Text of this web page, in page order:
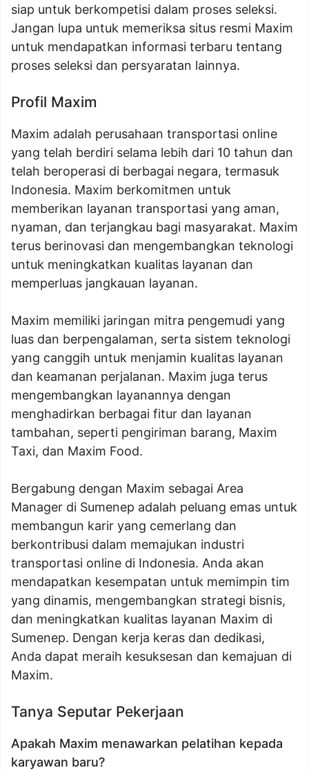
siap untuk berkompetisi dalam proses seleksi.
Jangan lupa untuk memeriksa situs resmi Maxim
untuk mendapatkan informasi terbaru tentang
proses seleksi dan persyaratan lainnya.
Profil Maxim
Maxim adalah perusahaan transportasi online
yang telah berdiri selama lebih dari 10 tahun dan
telah beroperasi di berbagai negara, termasuk
Indonesia. Maxim berkomitmen untuk
memberikan layanan transportasi yang aman,
nyaman, dan terjangkau bagi masyarakat. Maxim
terus berinovasi dan mengembangkan teknologi
untuk meningkatkan kualitas layanan dan
memperluas jangkauan layanan.
Maxim memiliki jaringan mitra pengemudi yang
luas dan berpengalaman, serta sistem teknologi
yang canggih untuk menjamin kualitas layanan
dan keamanan perjalanan. Maxim juga terus
mengembangkan layanannya dengan
menghadirkan berbagai fitur dan layanan
tambahan, seperti pengiriman barang, Maxim
Taxi, dan Maxim Food.
Bergabung dengan Maxim sebagai Area
Manager di Sumenep adalah peluang emas untuk
membangun karir yang cemerlang dan
berkontribusi dalam memajukan industri
transportasi online di Indonesia. Anda akan
mendapatkan kesempatan untuk memimpin tim
yang dinamis, mengembangkan strategi bisnis,
dan meningkatkan kualitas layanan Maxim di
Sumenep. Dengan kerja keras dan dedikasi,
Anda dapat meraih kesuksesan dan kemajuan di
Maxim.
Tanya Seputar Pekerjaan
Apakah Maxim menawarkan pelatihan kepada
karyawan baru?